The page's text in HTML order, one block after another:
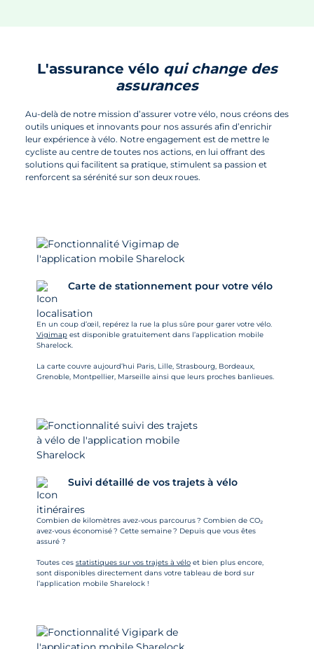
L'assurance vélo qui change des
assurances
Au-delà de notre mission d’assurer votre vélo, nous créons des
outils uniques et innovants pour nos assurés afin d’enrichir
leur expérience à vélo. Notre engagement est de mettre le
cycliste au centre de toutes nos actions, en lui offrant des
solutions qui facilitent sa pratique, stimulent sa passion et
renforcent sa sérénité sur son deux roues.
Carte de stationnement pour votre vélo
En un coup d’œil, repérez la rue la plus sûre pour garer votre vélo.
Vigimapest disponible gratuitement dans l’application mobile
Sharelock.
La carte couvre aujourd’hui Paris, Lille, Strasbourg, Bordeaux,
Grenoble, Montpellier, Marseille ainsi que leurs proches banlieues.
Suivi détaillé de vos trajets à vélo
Combien de kilomètres avez-vous parcourus ? Combien de CO₂
avez-vous économisé ? Cette semaine ? Depuis que vous êtes
assuré ?
Toutes ces statistiques sur vos trajets à véloet bien plus encore,
sont disponibles directement dans votre tableau de bord sur
l’application mobile Sharelock !